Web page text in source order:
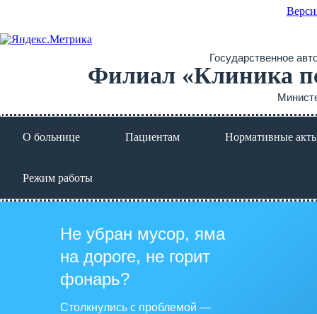
Государственное
Филиал «Клиника
О больнице Пациентам Нормативные
Режим работы
Не убран мусор, яма
на дороге, не горит
фонарь?
Столкнулись с проблемой —